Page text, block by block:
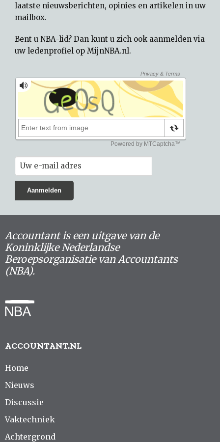
laatste nieuwsberichten, opinies en artikelen in uw
mailbox.
Bent u NBA-lid? Dan kunt u zich ook aanmelden via
uw ledenprofiel op MijnNBA.nl.
Accountant is een uitgave van de
Koninklijke Nederlandse
Beroepsorganisatie van Accountants
(NBA).
ACCOUNTANT.NL
Home
Nieuws
Discussie
Vaktechniek
Achtergrond